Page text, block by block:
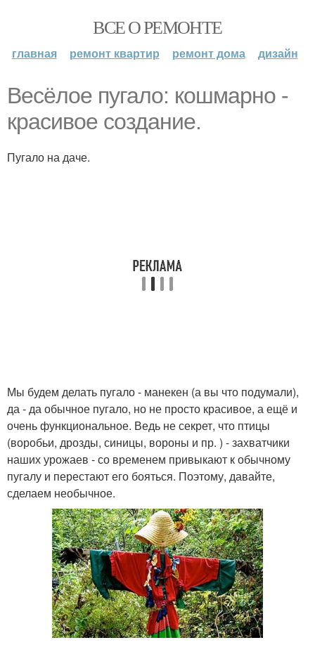
ВСЕ О РЕМОНТЕ
главная ремонт квартир ремонт дома дизайн
Весёлое пугало: кошмарно -
красивое создание.
Пугало на даче.
Мы будем делать пугало - манекен (а вы что подумали),
да - да обычное пугало, но не просто красивое, а ещё и
очень функциональное. Ведь не секрет, что птицы
(воробьи, дрозды, синицы, вороны и пр. ) - захватчики
наших урожаев - со временем привыкают к обычному
пугалу и перестают его бояться. Поэтому, давайте,
сделаем необычное.